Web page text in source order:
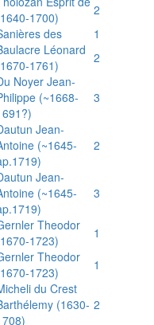
1700)
2
des
1
Léonard
1761)
2
Noyer Jean-
(~1668-
3
Jean-
(~1645-
2
Jean-
(~1645-
3
Theodor
1723)
1
Theodor
1723)
1
du Crest
(1630- 2